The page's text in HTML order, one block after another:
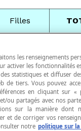
Filles
10
18
les renseignements
activer les fonctionnalités
statistiques et diffuser
de tiers. Vous pouvez
en cliquant sur «
ou partagés avec nos
sur la manière dont
et de corriger vos
notre politique sur